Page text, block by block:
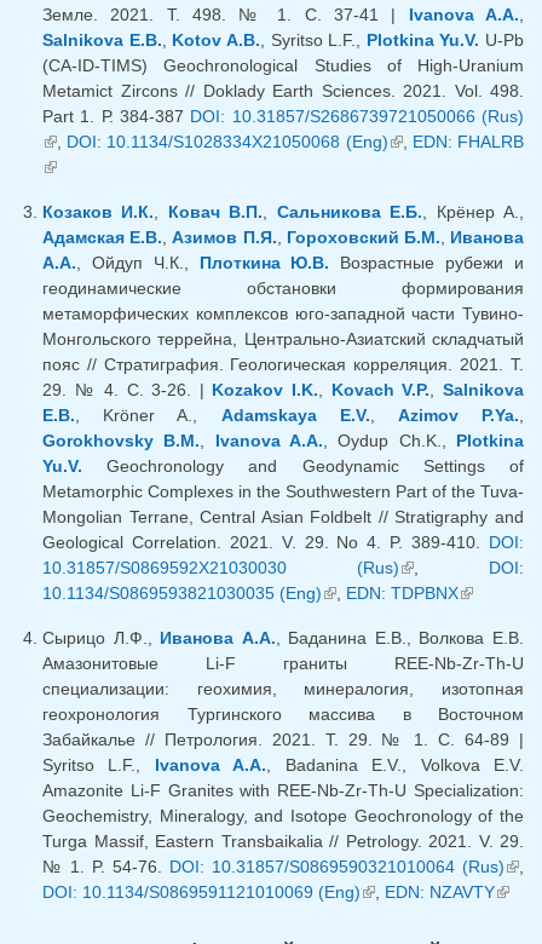
Земле. 2021. Т. 498. № 1. С. 37-41 | Ivanova A.A.
Salnikova E.B.
Kotov A.B. , Syritso L.F., Plotkina Yu.V. U-Pb
(CA-ID-TIMS) Geochronological Studies of High-Uranium
Metamict Zircons // Doklady Earth Sciences. 2021. Vol. 498.
Part 1. Р. 384-387 DOI: 10.31857/S2686739721050066 (Rus)
(внешняя ссылка)
DOI: 10.1134/S1028334X21050068 (Eng)(внешняя
, EDN: FHALRB
(внешняя ссылка)
Козаков И.К. Ковач В.П. Сальникова Е.Б. , Крёнер А.,
Адамская Е.В. ,Азимов П.Я. Гороховский Б.М.
Иванова
А.А. , Ойдуп Ч.К., Плоткина Ю.В. Возрастные рубежи и
геодинамические обстановки формирования
метаморфических комплексов юго-западной части Тувино-
Монгольского террейна, Центрально-Азиатский складчатый
пояс // Стратиграфия. Геологическая корреляция. 2021. Т.
29. № 4. С. 3-26. | Kozakov I.K. Kovach V.P. ,Salnikova
E.B. , Kröner A., Adamskaya E.V. Azimov P.Ya.
Gorokhovsky B.M.
Ivanova A.A. , Oydup Ch.K., Plotkina
Yu.V. Geochronology and Geodynamic Settings of
Metamorphic Complexes in the Southwestern Part of the Tuva-
Mongolian Terrane, Central Asian Foldbelt // Stratigraphy and
Geological Correlation. 2021. V. 29. No 4. P. 389-410. DOI:
10.31857/S0869592X21030030 (Rus)(внешняя
ссылка)
DOI:
10.1134/S0869593821030035 (Eng)(внешняя ссылка)
EDN: TDPBNX(внешняя
Сырицо Л.Ф., Иванова А.А. , Баданина Е.В., Волкова Е.В.
Амазонитовые Li-F граниты REE-Nb-Zr-Th-U
специализации: геохимия, минералогия, изотопная
геохронология Тургинского массива в Восточном
Забайкалье // Петрология. 2021. Т. 29. № 1. С. 64-89 |
Syritso L.F., Ivanova A.A. , Badanina E.V., Volkova E.V.
Amazonite Li-F Granites with REE-Nb-Zr-Th-U Specialization:
Geochemistry, Mineralogy, and Isotope Geochronology of the
Turga Massif, Eastern Transbaikalia // Petrology. 2021. V. 29.
№ 1. P. 54-76. DOI: 10.31857/S0869590321010064 (Rus)
DOI: 10.1134/S0869591121010069 (Eng)(внешняя ссылка)
EDN: NZAVTY